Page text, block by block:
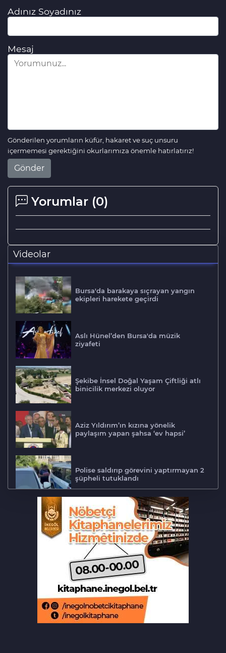
Adınız Soyadınız
Mesaj
Gönderilen yorumların küfür, hakaret ve suç unsuru
içermemesi gerektiğini okurlarımıza önemle hatırlatırız!
Gönder
Yorumlar (0)
Videolar
Bursa'da barakaya sıçrayan yangın
ekipleri harekete geçirdi
Aslı Hünel’den Bursa'da müzik
ziyafeti
Şekibe İnsel Doğal Yaşam Çiftliği atlı
binicilik merkezi oluyor
Aziz Yıldırım’ın kızına yönelik
paylaşım yapan şahsa ‘ev hapsi’
Polise saldırıp görevini yaptırmayan 2
şüpheli tutuklandı
Tarihi eser kaçakçısı Bursa'da sert
kayaya çarptı
‘Hayat 112 Acil’ mobil uygulaması
kamu spotu yayında
Bursa ekonomisinde tarihi dönüşüm
hamlesi resmen başladı